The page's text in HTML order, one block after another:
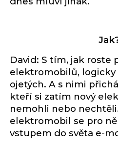
David: S tím, jak roste
elektromobilů, logicky
ojetých. A s nimi
kteří si zatím nový
nemohli nebo
elektromobil se pro
vstupem do světa e-